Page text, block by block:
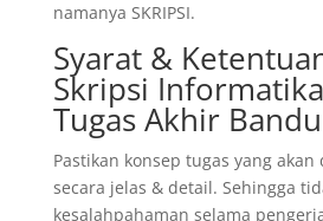
namanya SKRIPSI.
Syarat &
Skripsi
Tugas Akhir
Pastikan konsep tugas yang
secara jelas & detail. Sehingga
kesalahpahaman selama